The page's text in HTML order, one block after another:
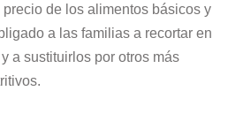
de los alimentos básicos y
a las familias a recortar en
a sustituirlos por otros más